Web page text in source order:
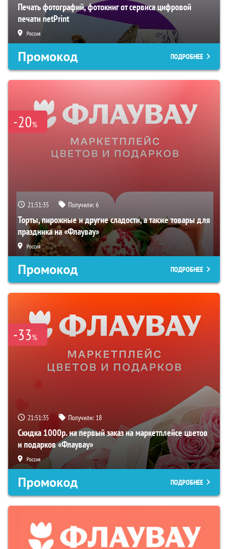
Печать фотографий, фотокниг от сервиса цифровой
печати netPrint
Россия
Промокод ПОДРОБНЕЕ
-20%
21:51:34 Получили:6
Торты, пирожные и другие сладости, а также товары для
праздника на «Флаувау»
Россия
Промокод ПОДРОБНЕЕ
-33%
21:51:34 Получили: 18
Скидка 1000р. на первый заказ на маркетплейсе цветов
и подарков «Флаувау»
Россия
Промокод ПОДРОБНЕЕ